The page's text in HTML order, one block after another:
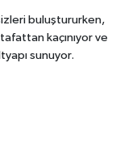
buluştururken,
kaçınıyor ve
sunuyor.